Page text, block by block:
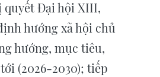
quyết Đại hội XIII,
hướng xã hội chủ
hướng, mục tiêu,
(2026-2030); tiếp